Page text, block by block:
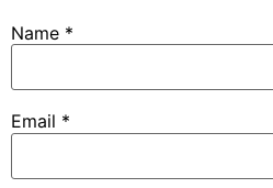
Name *
Email *